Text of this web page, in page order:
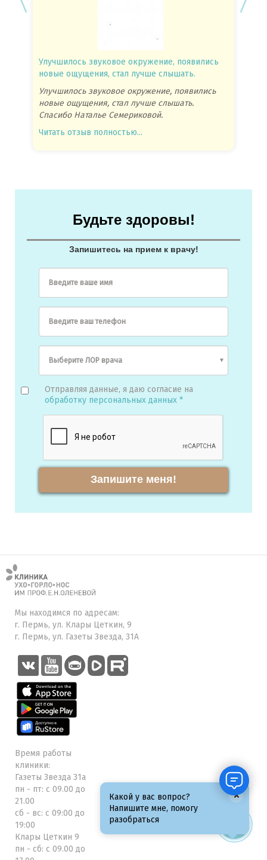
Улучшилось звуковое окружение, появились
новые ощущения, стал лучше слышать.
Улучшилось звуковое окружение, появились
новые ощущения, стал лучше слышать.
Спасибо Наталье Семериковой.
Читать отзыв полностью...
Будьте здоровы!
Запишитесь на прием к врачу!
Введите ваше имя
Введите ваш телефон
Отправляя данные, я даю согласие на
обработку персональных данных *
Запишите меня!
Мы находимся по адресам:
г. Пермь, ул. Клары Цеткин, 9
г. Пермь, ул. Газеты Звезда, 31А
Время работы
клиники:
Газеты Звезда 31а
пн - пт: с 09.00 до
21.00
сб - вс: с 09:00 до
19:00
Клары Цеткин 9
пн - сб: с 09.00 до
Какой у вас вопрос?
Напишите мне, помогу
разобраться
×